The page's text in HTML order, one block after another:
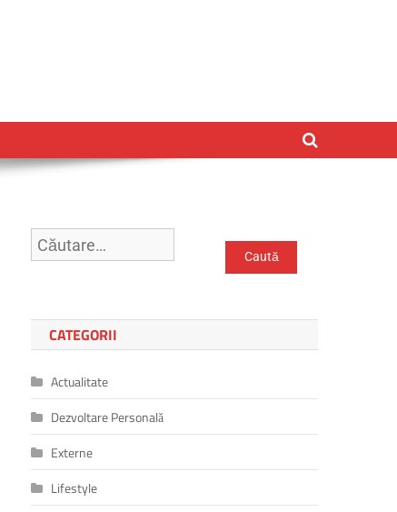
Caută
după:
CATEGORII
Actualitate
Dezvoltare Personală
Externe
Lifestyle